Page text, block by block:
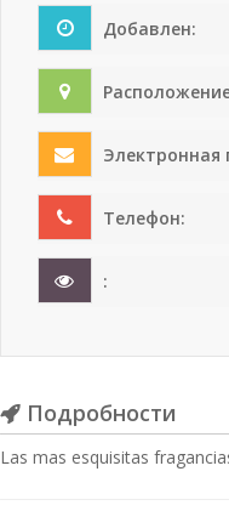
Добавлен:
Электронная
Телефон:
:
Подробности
Las mas esquisitas